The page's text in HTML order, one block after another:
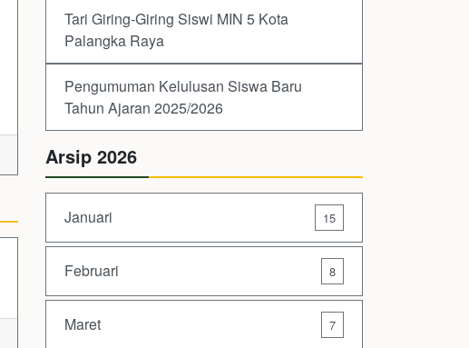
Tari Giring-Giring Siswi MIN 5 Kota
Palangka Raya
Pengumuman Kelulusan Siswa Baru
Tahun Ajaran 2025/2026
Arsip 2026
Januari 15
Februari 8
Maret 7